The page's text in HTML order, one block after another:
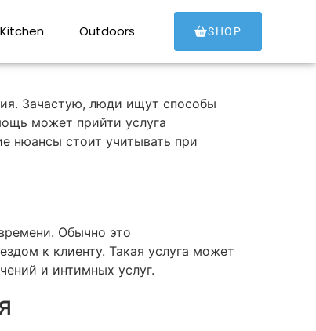
Outdoors SHOP
свидания в
Зачастую, люди ищут способы
может прийти услуга
нюансы стоит учитывать при
Обычно это
к клиенту. Такая услуга может
и интимных услуг.